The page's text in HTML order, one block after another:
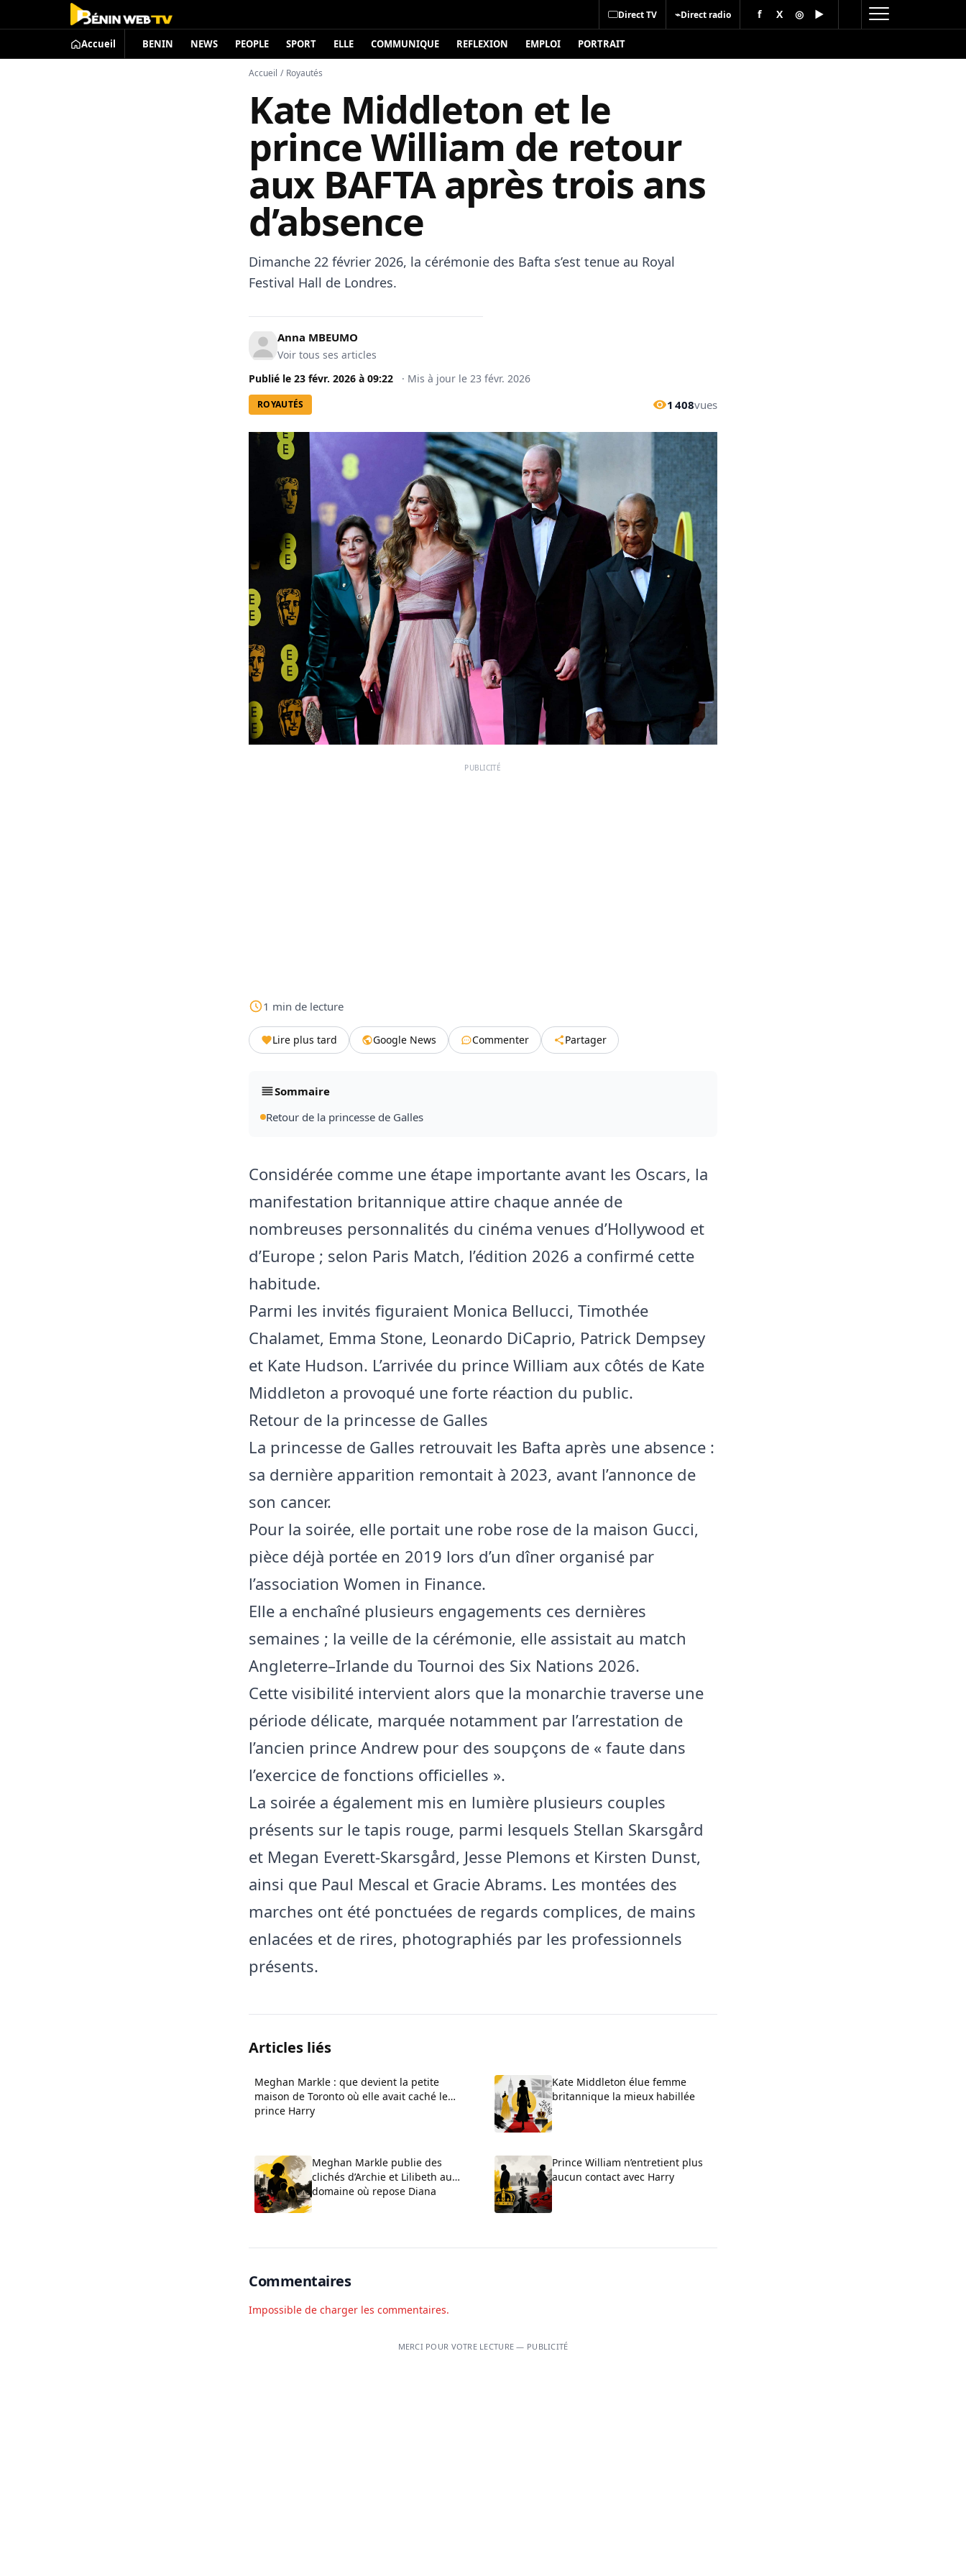
Direct TV ⌁Direct radio f X ◎ ▶
Accueil BENIN NEWS PEOPLE SPORT ELLE COMMUNIQUE REFLEXION EMPLOI PORTRAIT
Accueil / Royautés
Kate Middleton et le
prince William de retour
aux BAFTA après trois ans
d’absence
Dimanche 22 février 2026, la cérémonie des Bafta s’est tenue au Royal
Festival Hall de Londres.
Anna MBEUMO
Voir tous ses articles
Publié le 23 févr. 2026 à 09:22 · Mis à jour le 23 févr. 2026
ROYAUTÉS 1 408vues
PUBLICITÉ
1 min de lecture
Lire plus tard Google News Commenter Partager
Sommaire
Retour de la princesse de Galles
Considérée comme une étape importante avant les Oscars, la
manifestation britannique attire chaque année de
nombreuses personnalités du cinéma venues d’Hollywood et
d’Europe ; selon Paris Match, l’édition 2026 a confirmé cette
habitude.
Parmi les invités figuraient Monica Bellucci, Timothée
Chalamet, Emma Stone, Leonardo DiCaprio, Patrick Dempsey
et Kate Hudson. L’arrivée du prince William aux côtés de Kate
Middleton a provoqué une forte réaction du public.
Retour de la princesse de Galles
La princesse de Galles retrouvait les Bafta après une absence :
sa dernière apparition remontait à 2023, avant l’annonce de
son cancer.
Pour la soirée, elle portait une robe rose de la maison Gucci,
pièce déjà portée en 2019 lors d’un dîner organisé par
l’association Women in Finance.
Elle a enchaîné plusieurs engagements ces dernières
semaines ; la veille de la cérémonie, elle assistait au match
Angleterre–Irlande du Tournoi des Six Nations 2026.
Cette visibilité intervient alors que la monarchie traverse une
période délicate, marquée notamment par l’arrestation de
l’ancien prince Andrew pour des soupçons de « faute dans
l’exercice de fonctions officielles ».
La soirée a également mis en lumière plusieurs couples
présents sur le tapis rouge, parmi lesquels Stellan Skarsgård
et Megan Everett-Skarsgård, Jesse Plemons et Kirsten Dunst,
ainsi que Paul Mescal et Gracie Abrams. Les montées des
marches ont été ponctuées de regards complices, de mains
enlacées et de rires, photographiés par les professionnels
présents.
Articles liés
Meghan Markle : que devient la petite
maison de Toronto où elle avait caché le
prince Harry
Kate Middleton élue femme
britannique la mieux habillée
Meghan Markle publie des
clichés d’Archie et Lilibeth au
domaine où repose Diana
Prince William n’entretient plus
aucun contact avec Harry
Commentaires
Impossible de charger les commentaires.
MERCI POUR VOTRE LECTURE — PUBLICITÉ